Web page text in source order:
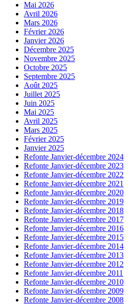
Mai 2026
Avril 2026
Mars 2026
Février 2026
Janvier 2026
Décembre 2025
Novembre 2025
Octobre 2025
Septembre 2025
Août 2025
Juillet 2025
Juin 2025
Mai 2025
Avril 2025
Mars 2025
Février 2025
Janvier 2025
Refonte Janvier-décembre 2024
Refonte Janvier-décembre 2023
Refonte Janvier-décembre 2022
Refonte Janvier-décembre 2021
Refonte Janvier-décembre 2020
Refonte Janvier-décembre 2019
Refonte Janvier-décembre 2018
Refonte Janvier-décembre 2017
Refonte Janvier-décembre 2016
Refonte Janvier-décembre 2015
Refonte Janvier-décembre 2014
Refonte Janvier-décembre 2013
Refonte Janvier-décembre 2012
Refonte Janvier-décembre 2011
Refonte Janvier-décembre 2010
Refonte Janvier-décembre 2009
Refonte Janvier-décembre 2008